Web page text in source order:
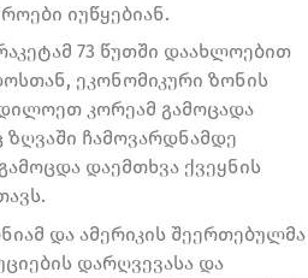
იუწყებიან.
73 წუთში დაახლოებით
ეკონომიკური ზონის
კორეამ გამოცადა
ჩამოვარდნამდე
დაემთხვა ქვეყნის
და ამერიკის შეერთებულმა
დარღვევასა და